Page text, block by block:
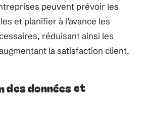
peuvent prévoir les
et planifier à l’avance les
réduisant ainsi les
la satisfaction client.
des données et